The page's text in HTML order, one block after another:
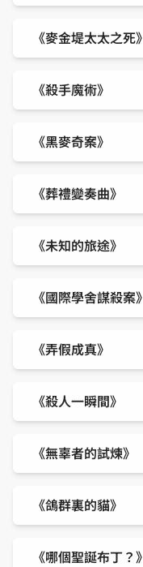
《麥金堤太太之死》
《殺手魔術》
《黑麥奇案》
《葬禮變奏曲》
《未知的旅途》
《國際學舍謀殺案》
《弄假成真》
《殺人一瞬間》
《無辜者的試煉》
《鴿群裏的貓》
《哪個聖誕布丁？》